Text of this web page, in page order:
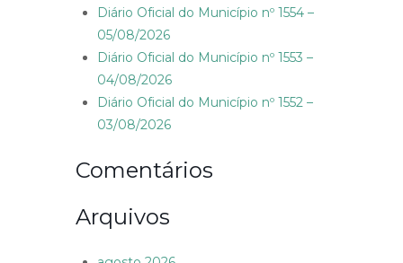
Diário Oficial do Município nº 1554 –
05/08/2026
Diário Oficial do Município nº 1553 –
04/08/2026
Diário Oficial do Município nº 1552 –
03/08/2026
Comentários
Arquivos